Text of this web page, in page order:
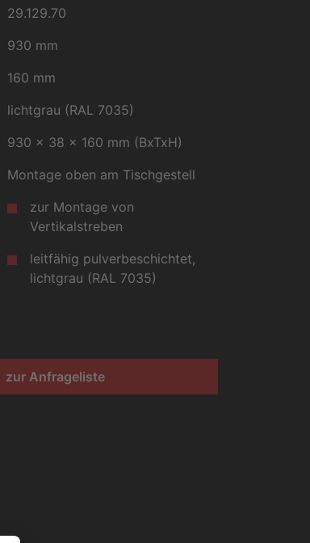
29.129.70
930 mm
160 mm
lichtgrau (RAL 7035)
930 x 38 x 160 mm (BxTxH)
Montage oben am Tischgestell
zur Montage von
Vertikalstreben
leitfähig pulverbeschichtet,
lichtgrau (RAL 7035)
zur Anfrageliste